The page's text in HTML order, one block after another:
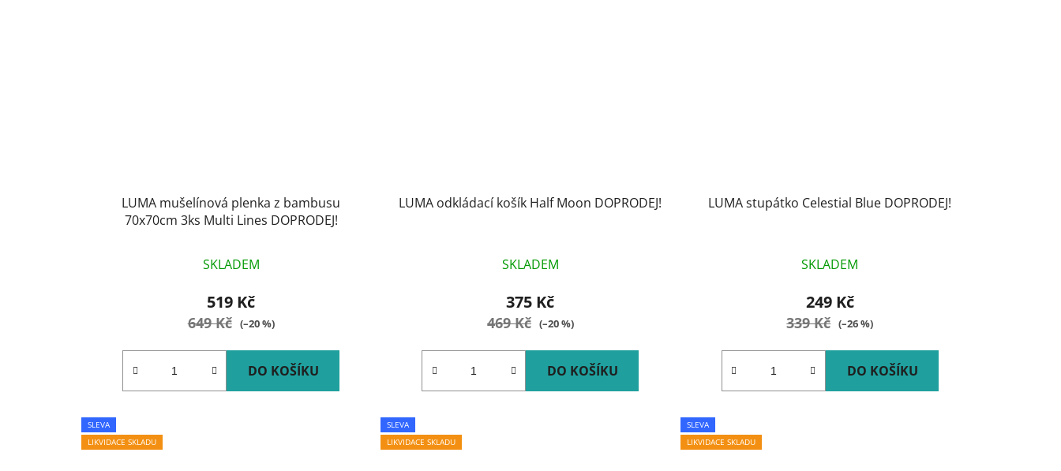
LUMA mušelínová plenka z bambusu
70x70cm 3ks Multi Lines DOPRODEJ!
SKLADEM
519 Kč
649 Kč (–20 %)
DO KOŠÍKU
LUMA odkládací košík Half Moon DOPRODEJ!
SKLADEM
375 Kč
469 Kč (–20 %)
DO KOŠÍKU
LUMA stupátko Celestial Blue DOPRODEJ!
SKLADEM
249 Kč
339 Kč (–26 %)
DO KOŠÍKU
SLEVA
LIKVIDACE SKLADU
SLEVA
LIKVIDACE SKLADU
SLEVA
LIKVIDACE SKLADU